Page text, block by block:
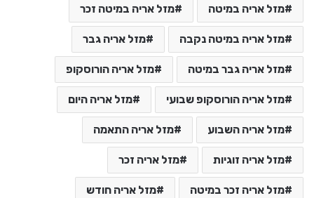
מזל אריה במיטה מזל אריה במיטה זכר
מזל אריה במיטה נקבה מזל אריה גבר
מזל אריה גבר במיטה מזל אריה הורוסקופ
מזל אריה הורוסקופ שבועי מזל אריה היום
מזל אריה השבוע מזל אריה התאמה
מזל אריה זוגיות מזל אריה זכר
מזל אריה זכר במיטה מזל אריה חודש